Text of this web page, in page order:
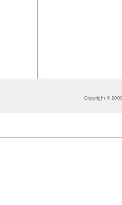
Copyright ©